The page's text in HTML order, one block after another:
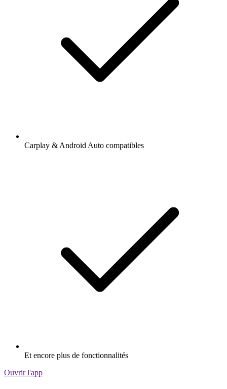
Carplay & Android Auto compatibles
Et encore plus de fonctionnalités
Ouvrir l'app